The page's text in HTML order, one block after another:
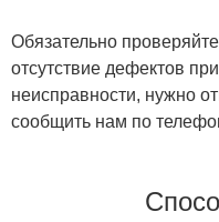
Обязательно
отсутствие дефектов
неисправности, нужно
сообщить нам по